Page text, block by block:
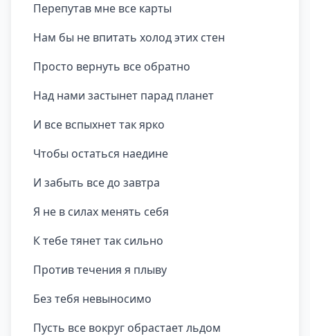
Перепутав мне все карты
Нам бы не впитать холод этих стен
Просто вернуть все обратно
Над нами застынет парад планет
И все вспыхнет так ярко
Чтобы остаться наедине
И забыть все до завтра
Я не в силах менять себя
К тебе тянет так сильно
Против течения я плыву
Без тебя невыносимо
Пусть все вокруг обрастает льдом